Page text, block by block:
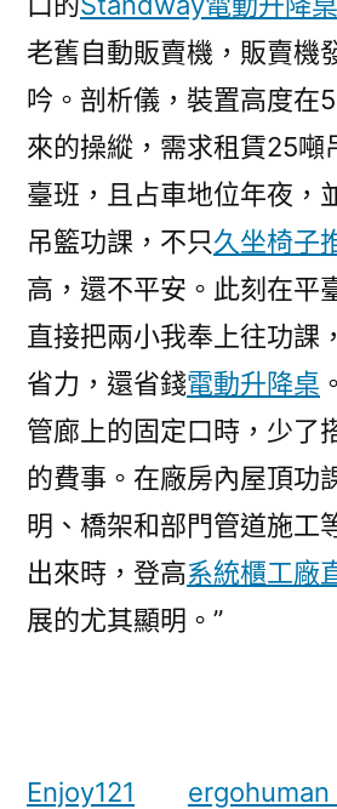
老舊自動販賣機，販賣機
吟。剖析儀，裝置高度在
來的操縱，需求租賃25噸
臺班，且占車地位年夜，
吊籃功課，不只久坐椅子
高，還不平安。此刻在平
直接把兩小我奉上往功課
省力，還省錢電動升降桌
管廊上的固定口時，少了
的費事。在廠房內屋頂功
明、橋架和部門管道施工
出來時，登高系統櫃工廠
展的尤其顯明。”
Enjoy121 ergohuman